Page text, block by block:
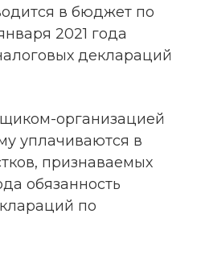
в бюджет по
2021 года
деклараций
организацией
уплачиваются в
признаваемых
обязанность
по